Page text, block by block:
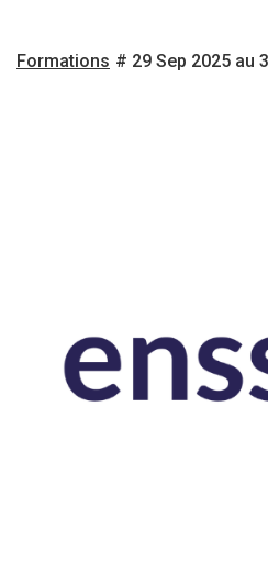
Formations # 29 Sep 2025 au